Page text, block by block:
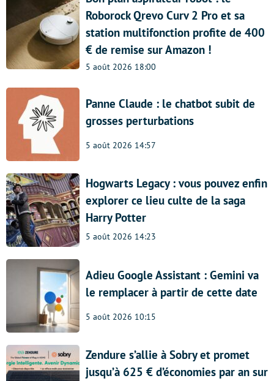
Roborock Qrevo Curv 2 Pro et sa
station multifonction profite de 400
€ de remise sur Amazon !
5 août 2026 18:00
Panne Claude : le chatbot subit de
grosses perturbations
5 août 2026 14:57
Hogwarts Legacy : vous pouvez enfin
explorer ce lieu culte de la saga
Harry Potter
5 août 2026 14:23
Adieu Google Assistant : Gemini va
le remplacer à partir de cette date
5 août 2026 10:15
Zendure s’allie à Sobry et promet
jusqu’à 625 € d’économies par an sur